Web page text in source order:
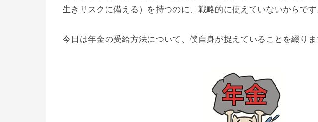
生きリスクに備える）を持つのに、戦略的に使えていないからです
今日は年金の受給方法について、僕自身が捉えていることを綴りま